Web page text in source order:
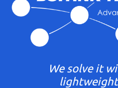
We solve it